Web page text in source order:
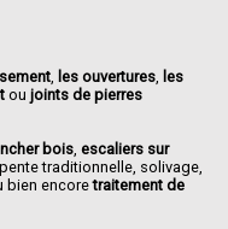
, les ouvertures, les
ou joints de pierres
bois, escaliers sur
traditionnelle, solivage,
bien encoretraitement de